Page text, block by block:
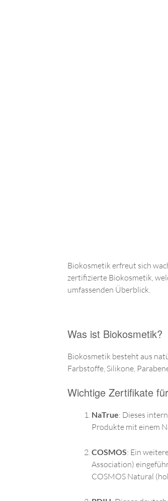
Biokosmetik erfreut sich
zertifizierte Biokosmetik,
umfassenden Überblick.
Was ist Biokosmetik?
Biokosmetik besteht aus
Farbstoffe, Silikone,
Wichtige Zertifikate
NaTrue: Dieses
Produkte mit einem
COSMOS: Ein
Association)
COSMOS Natural